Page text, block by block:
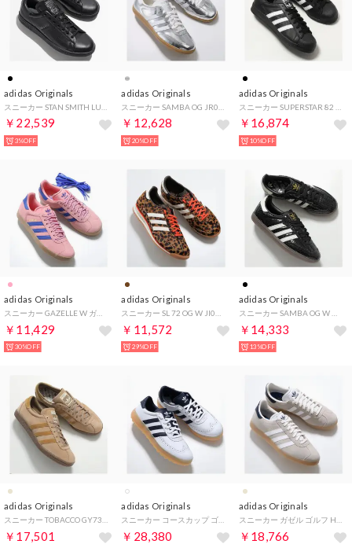
adidas Originals
￥22,539
3%OFF
adidas Originals
￥12,628
20%OFF
adidas Originals
￥16,874
10%OFF
adidas Originals
スニーカー GAZELLE W ガゼル JH7213 （SEPISP-LUCBLU-PURSU/ピンク）
￥11,429
30%OFF
adidas Originals
スニーカー SL 72 OG W JI0189 レオパード （DBROWN-OWHITE-SEIMOR）
￥11,572
29%OFF
adidas Originals
スニーカー SAMBA OG W サンバ IH9015 （CBLACK-OWHITE-GUM5）
￥14,333
13%OFF
adidas Originals
￥17,501
adidas Originals
￥28,380
adidas Originals
￥18,766